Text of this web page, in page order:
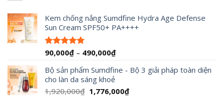
Kem chống nắng Sumdfine Hydra Age Defense
Sun Cream SPF50+ PA++++
Được xếp
5 sao
90,000₫ – 490,000₫Khoảng
từ
đến
Bộ sản phẩm Sumdfine - Bộ 3 giải pháp toàn diện
cho làn da sáng khoẻ
1,920,000₫ Giá
1,776,000₫Giá